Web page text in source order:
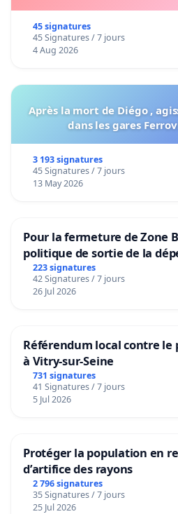
45 signatures
45 Signatures / 7 jours
4 Aug 2026
Après la mort de Diégo ,
dans les gares
3 193 signatures
45 Signatures / 7 jours
13 May 2026
Pour la fermeture de Zone
politique de sortie de la
223 signatures
42 Signatures / 7 jours
26 Jul 2026
Référendum local contre
à Vitry-sur-Seine
731 signatures
41 Signatures / 7 jours
5 Jul 2026
Protéger la population en
d’artifice des rayons
2 796 signatures
35 Signatures / 7 jours
25 Jul 2026